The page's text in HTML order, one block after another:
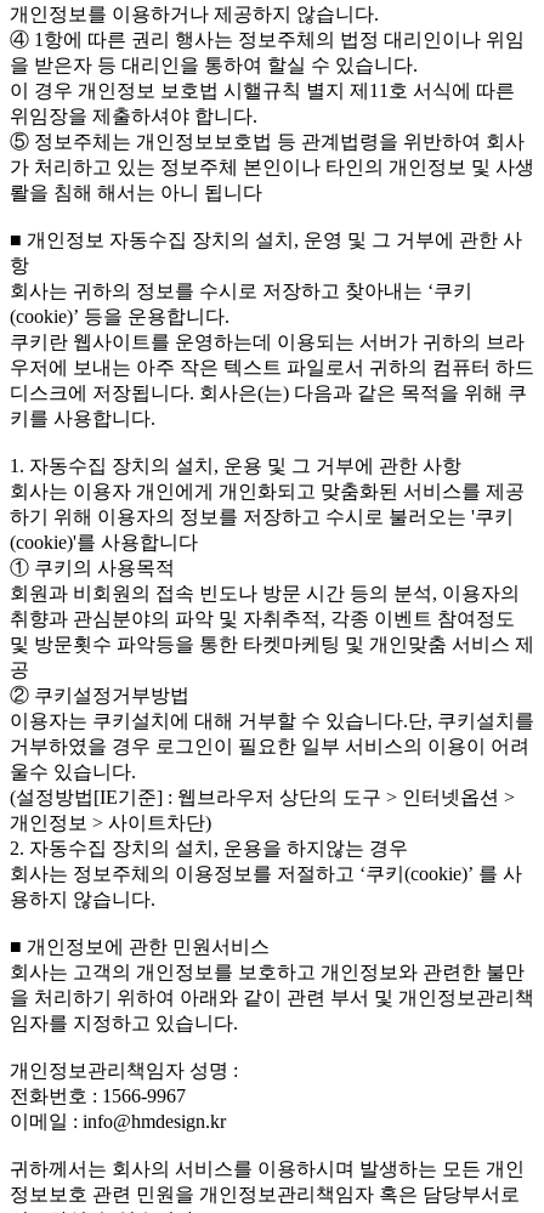
개인정보를 이용하거나 제공하지 않습니다.
④ 1항에 따른 권리 행사는 정보주체의 법정 대리인이나 위임
을 받은자 등 대리인을 통하여 할실 수 있습니다.
이 경우 개인정보 보호법 시핼규칙 별지 제11호 서식에 따른
위임장을 제출하셔야 합니다.
⑤ 정보주체는 개인정보보호법 등 관계법령을 위반하여 회사
가 처리하고 있는 정보주체 본인이나 타인의 개인정보 및 사생
뢀을 침해 해서는 아니 됩니다
■ 개인정보 자동수집 장치의 설치, 운영 및 그 거부에 관한 사
항
회사는 귀하의 정보를 수시로 저장하고 찾아내는 ‘쿠키
(cookie)’ 등을 운용합니다.
쿠키란 웹사이트를 운영하는데 이용되는 서버가 귀하의 브라
우저에 보내는 아주 작은 텍스트 파일로서 귀하의 컴퓨터 하드
디스크에 저장됩니다. 회사은(는) 다음과 같은 목적을 위해 쿠
키를 사용합니다.
1. 자동수집 장치의 설치, 운용 및 그 거부에 관한 사항
회사는 이용자 개인에게 개인화되고 맞춤화된 서비스를 제공
하기 위해 이용자의 정보를 저장하고 수시로 불러오는 '쿠키
(cookie)'를 사용합니다
① 쿠키의 사용목적
회원과 비회원의 접속 빈도나 방문 시간 등의 분석, 이용자의
취향과 관심분야의 파악 및 자취추적, 각종 이벤트 참여정도
및 방문횟수 파악등을 통한 타켓마케팅 및 개인맞춤 서비스 제
공
② 쿠키설정거부방법
이용자는 쿠키설치에 대해 거부할 수 있습니다.단, 쿠키설치를
거부하였을 경우 로그인이 필요한 일부 서비스의 이용이 어려
울수 있습니다.
(설정방법[IE기준] : 웹브라우저 상단의 도구 > 인터넷옵션 >
개인정보 > 사이트차단)
2. 자동수집 장치의 설치, 운용을 하지않는 경우
회사는 정보주체의 이용정보를 저절하고 ‘쿠키(cookie)’ 를 사
용하지 않습니다.
■ 개인정보에 관한 민원서비스
회사는 고객의 개인정보를 보호하고 개인정보와 관련한 불만
을 처리하기 위하여 아래와 같이 관련 부서 및 개인정보관리책
임자를 지정하고 있습니다.
개인정보관리책임자 성명 :
전화번호 : 1566-9967
이메일 : info@hmdesign.kr
귀하께서는 회사의 서비스를 이용하시며 발생하는 모든 개인
정보보호 관련 민원을 개인정보관리책임자 혹은 담당부서로